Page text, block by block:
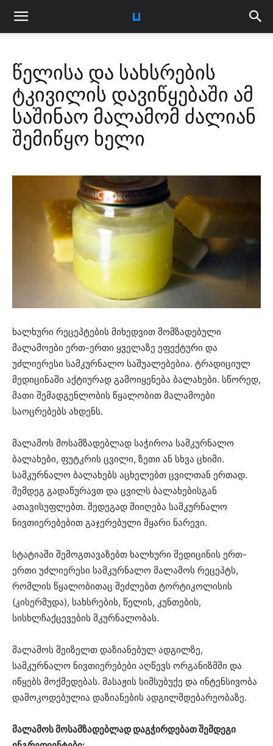
წელისა და სახსრების
ტკივილის დავიწყებაში ამ
საშინაო მალამომ ძალიან
შემიწყო ხელი
ხალხური რეცეპტების მიხედვით მომზადებული
მალამოები ერთ-ერთი ყველაზე ეფექტური და
უძლიერესი სამკურნალო საშუალებებია. ტრადიციულ
მედიცინაში აქტიურად გამოიყენება ბალახები. სწორედ,
მათი შემადგენლობის წყალობით მალამოები
საოცრებებს ახდენს.
მალამოს მოსამზადებლად საჭიროა სამკურნალო
ბალახები, ფუტკრის ცვილი, ზეთი ან სხვა ცხიმი.
სამკურნალო ბალახებს აცხელებთ ცვილთან ერთად.
შემდეგ გადაწურავთ და ცვილს ბალახებისგან
ათავისუფლებთ. შედეგად მიიღება სამკურნალო
ნივთიერებებით გაჯერებული მყარი ნარევი.
სტატიაში შემოგთავაზებთ ხალხური მედიცინის ერთ-
ერთი უძლიერესი სამკურნალო მალამოს რეცეპტს,
რომლის წყალობითაც შეძლებთ ტორტიკოლისის
(კისერმუდა), სახსრების, წელის, კუნთების,
სისხლჩაქცევების მკურნალობას.
მალამოს შეიზელთ დაზიანებულ ადგილზე,
სამკურნალო ნივთიერებები აღწევს ორგანიზმში და
იწყებს მოქმედებას. მასაჟის სიმსუბუქე და ინტენსივობა
დამოკოდებულია დაზიანების ადგილმდებარეობაზე.
მალამოს მოსამზადებლად დაგჭირდებათ შემდეგი